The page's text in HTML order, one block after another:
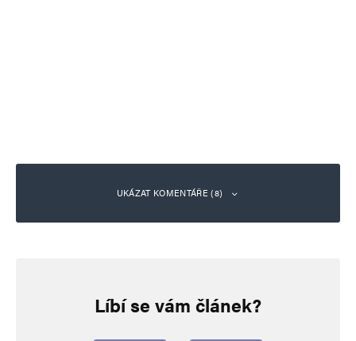
UKÁZAT KOMENTÁŘE (8)
27. 1. 2024 (22:41)
Líbí se vám článek?